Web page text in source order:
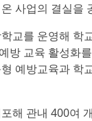
사업의 결실을
교를 운영해 학
교육 활성화
예방교육과
해 관내 400여